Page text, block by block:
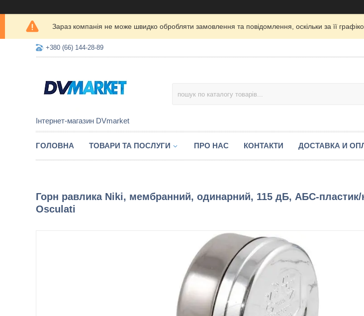
Зараз компанія не може швидко обробляти замовлення та повідомлення, оскільки за її
+380 (66) 144-28-89
Інтернет-магазин DVmarket
ГОЛОВНА ТОВАРИ ТА ПОСЛУГИ ПРО НАС КОНТАКТИ ДОСТАВКА И
Горн равлика Niki, мембранний, одинарний, 115 дБ, АБС-пластик/
Osculati